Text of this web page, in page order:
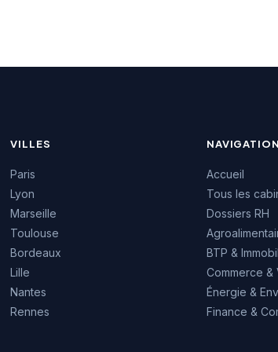
aux entreprises et candidats
VILLES
Paris
Lyon
Marseille
Toulouse
Bordeaux
Lille
Nantes
Rennes
NAVIGATION
Accueil
Tous les
Dossiers RH
BTP &
Commerce &
Énergie &
Finance &